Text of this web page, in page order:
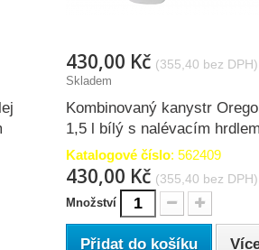
430,00 Kč (355,40 bez DPH)
Skladem
Kombinovaný kanystr
1,5 l bílý s nalévacím
Katalogové číslo: 562409
430,00 Kč (355,40 bez DPH)
Množství
Přidat do košíku